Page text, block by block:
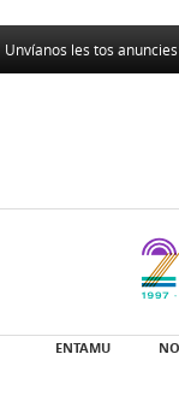
Unvíanos les tos anuncies
ENTAMU